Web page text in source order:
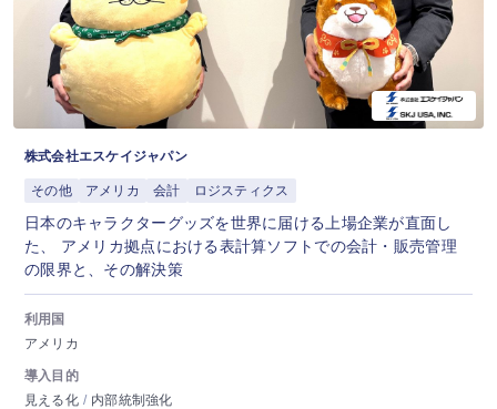
株式会社エスケイジャパン
その他 アメリカ 会計 ロジスティクス
日本のキャラクターグッズを世界に届ける上場企業が直面し
た、 アメリカ拠点における表計算ソフトでの会計・販売管理
の限界と、その解決策
利用国
アメリカ
導入目的
見える化
内部統制強化